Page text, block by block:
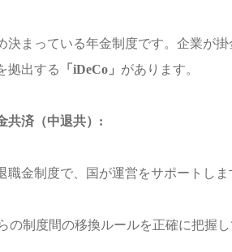
決まっている年金制度です。企業が掛
拠出する
「iDeCo」 があります。
共済（中退共）:
職金制度で、国が運営をサポートしま
の制度間の移換ルールを正確に把握し